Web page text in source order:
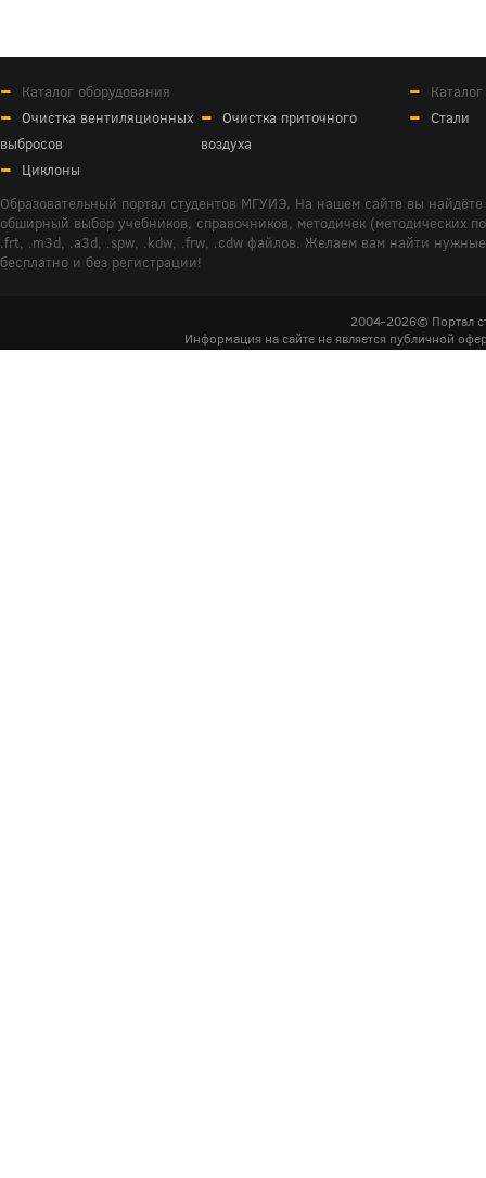
Каталог оборудования
Очистка вентиляционных
выбросов
Очистка приточного
воздуха
Циклоны
Стали
Образовательный портал студентов МГУИЭ. На нашем сайте вы
обширный выбор учебников, справочников, методичек (методических
.frt, .m3d, .a3d, .spw, .kdw, .frw, .cdw файлов. Желаем вам найти
бесплатно и без регистрации!
2004-2026© Портал
Информация на сайте не является публичной